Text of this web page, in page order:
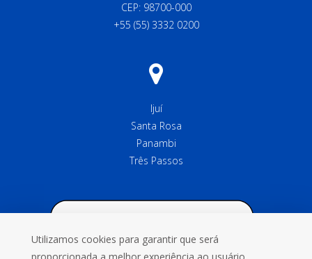
CEP: 98700-000
+55 (55) 3332 0200
Ijuí
Santa Rosa
Panambi
Três Passos
Utilizamos cookies para garantir que será